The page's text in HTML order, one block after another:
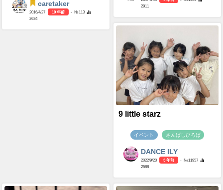
caretaker
2016/4/27 10 年前
- №113
2634
2911
9 little starz
イベント さんばしひろば
DANCE ILY
2022/9/20 3 年前
- №11957
2588